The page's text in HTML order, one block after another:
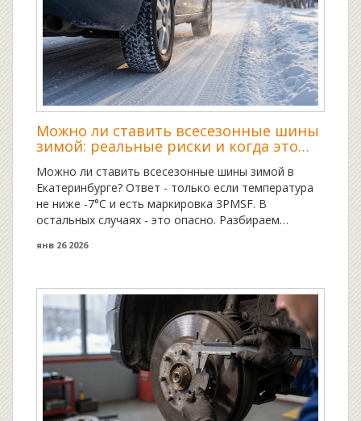
Можно ли ставить всесезонные шины
зимой: реальные риски и когда это
допустимо
Можно ли ставить всесезонные шины зимой в
Екатеринбурге? Ответ - только если температура
не ниже -7°C и есть маркировка 3PMSF. В
остальных случаях - это опасно. Разбираем
янв 26 2026